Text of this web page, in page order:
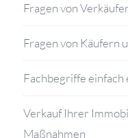
Fragen von
Fragen von Käufern
Fachbegriffe
Verkauf Ihrer
Maßnahmen